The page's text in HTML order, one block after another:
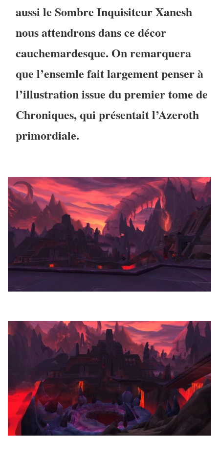
aussi le Sombre Inquisiteur Xanesh
nous attendrons dans ce décor
cauchemardesque. On remarquera
que l’ensemle fait largement penser à
l’illustration issue du premier tome de
Chroniques, qui présentait l’Azeroth
primordiale.